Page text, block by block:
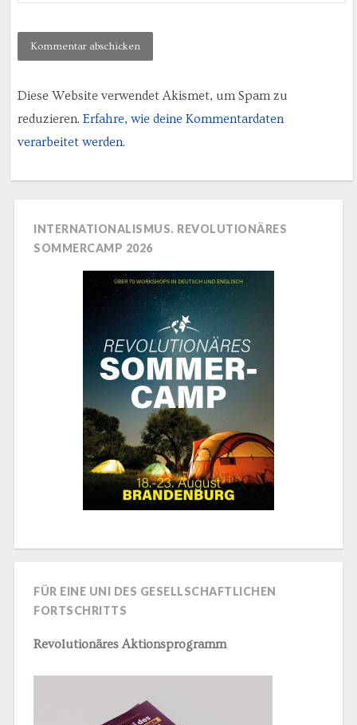
Diese Website verwendet Akismet, um Spam zu
reduzieren. Erfahre, wie deine Kommentardaten
verarbeitet werden.
INTERNATIONALISMUS. REVOLUTIONÄRES
SOMMERCAMP 2026
FÜR EINE UNI DES GESELLSCHAFTLICHEN
FORTSCHRITTS
Revolutionäres Aktionsprogramm